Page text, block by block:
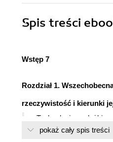
Spis treści
Wstęp 7
Rozdział 1.
rzeczywistość i kierunki
Technologia w służbie
Społeczeństwo
pokaż cały spis treści